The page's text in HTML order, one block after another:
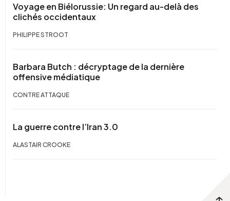
Voyage en Biélorussie: Un regard au-delà des
clichés occidentaux
PHILIPPE STROOT
Barbara Butch : décryptage de la dernière
offensive médiatique
CONTRE ATTAQUE
La guerre contre l’Iran 3.0
ALASTAIR CROOKE